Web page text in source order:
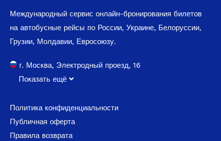
Международный сервис онлайн-бронирования билетов
на автобусные рейсы по России, Украине, Белоруссии,
Грузии, Молдавии, Евросоюзу.
г. Москва, Электродный проезд, 16
Показать ещё
Политика конфиденциальности
Публичная оферта
Правила возврата